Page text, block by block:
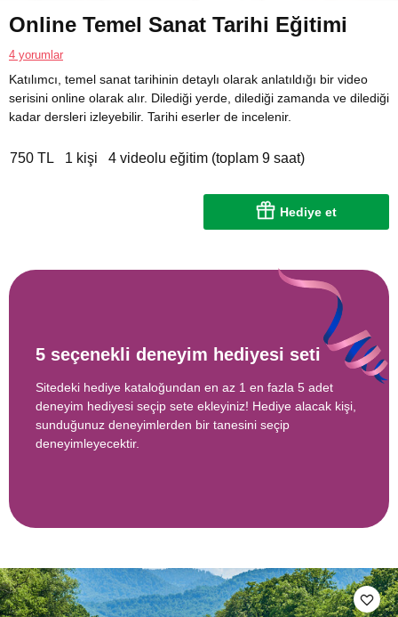
Online Temel Sanat Tarihi Eğitimi
4 yorumlar
Katılımcı, temel sanat tarihinin detaylı olarak anlatıldığı bir video
serisini online olarak alır. Dilediği yerde, dilediği zamanda ve dilediği
kadar dersleri izleyebilir. Tarihi eserler de incelenir.
750 TL 1 kişi 4 videolu eğitim (toplam 9 saat)
Hediye et
5 seçenekli deneyim hediyesi seti
Sitedeki hediye kataloğundan en az 1 en fazla 5 adet
deneyim hediyesi seçip sete ekleyiniz! Hediye alacak kişi,
sunduğunuz deneyimlerden bir tanesini seçip
deneyimleyecektir.